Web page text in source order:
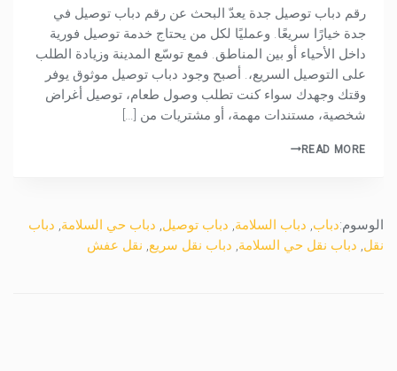
رقم دباب توصيل جدة يعدّ البحث عن رقم دباب توصيل في
جدة خيارًا سريعًا. وعمليًا لكل من يحتاج خدمة توصيل فورية
داخل الأحياء أو بين المناطق. فمع توسّع المدينة وزيادة الطلب
على التوصيل السريع،. أصبح وجود دباب توصيل موثوق يوفر
وقتك وجهدك سواء كنت تطلب وصول طعام، توصيل أغراض
شخصية، مستندات مهمة، أو مشتريات من […]
READ MORE
الوسوم:دباب دباب السلامة دباب توصيل دباب حي السلامة دباب
نقل دباب نقل حي السلامة دباب نقل سريع نقل عفش